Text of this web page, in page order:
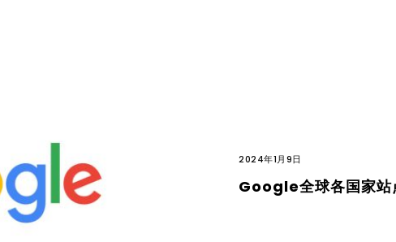
2024年1月9日
Google全球各国家站